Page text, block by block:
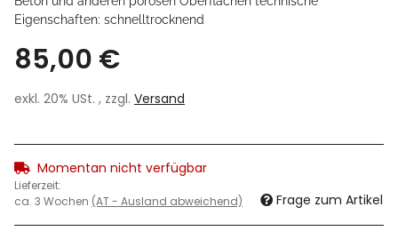
Eigenschaften: schnelltrocknend
85,00 €
exkl. 20% USt. , zzgl. Versand
Momentan nicht verfügbar
Lieferzeit:
ca. 3 Wochen (AT - Ausland abweichend) Frage zum Artikel